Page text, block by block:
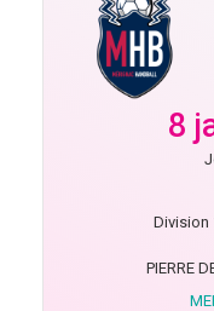
8
Division
PIERRE